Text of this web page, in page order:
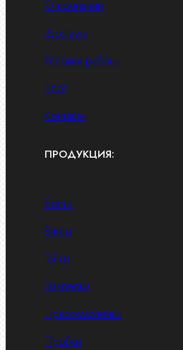
О компании
Доставка
Условия работы
Блог
Контакты
ПРОДУКЦИЯ:
Болты
Винты
Гайки
Заклепки
Пресс-масленки
Пробки